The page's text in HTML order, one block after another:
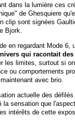
dans la lumière ces
de Ghesquiere
clip sont signées
Bjork.
en regardant Mode
qui racontait des
les limites, surtout si
ou comportements
avec brio.
actuelle des
sensation que
intérêts de cette